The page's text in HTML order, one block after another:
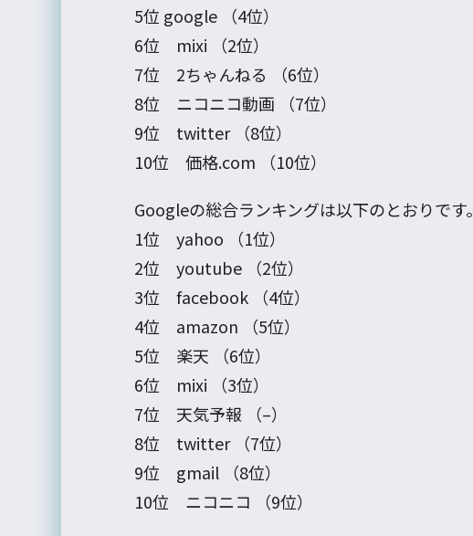
5位 google （4位）
6位 mixi （2位）
7位 2ちゃんねる （6位）
8位 ニコニコ動画 （7位）
9位 twitter （8位）
10位 価格.com （10位）
Googleの総合ランキングは以下のとおりです。
1位 yahoo （1位）
2位 youtube （2位）
3位 facebook （4位）
4位 amazon （5位）
5位 楽天 （6位）
6位 mixi （3位）
7位 天気予報 （–）
8位 twitter （7位）
9位 gmail （8位）
10位 ニコニコ （9位）